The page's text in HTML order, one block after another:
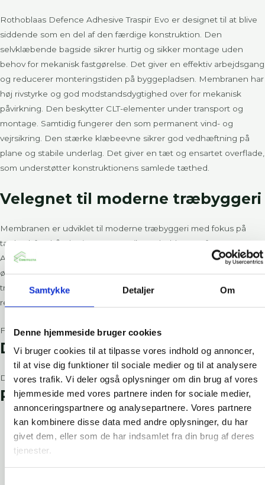
Samtykke Detaljer Om
Denne hjemmeside bruger cookies
Vi bruger cookies til at tilpasse vores indhold og annoncer,
til at vise dig funktioner til sociale medier og til at analysere
vores trafik. Vi deler også oplysninger om din brug af vores
hjemmeside med vores partnere inden for sociale medier,
annonceringspartnere og analysepartnere. Vores partnere
kan kombinere disse data med andre oplysninger, du har
givet dem, eller som de har indsamlet fra din brug af deres
tjenester.
Rothoblaas Defence Adhesive Traspir Evo er designet til at blive
siddende som en del af den færdige konstruktion. Den
selvklæbende bagside sikrer hurtig og sikker montage uden
behov for mekanisk fastgørelse. Det giver en effektiv arbejdsgang
og reducerer monteringstiden på byggepladsen. Membranen har
høj rivstyrke og god modstandsdygtighed over for mekanisk
påvirkning. Den beskytter CLT-elementer under transport og
montage. Samtidig fungerer den som permanent vind- og
vejrsikring. Den stærke klæbeevne sikrer god vedhæftning på
plane og stabile underlag. Det giver en tæt og ensartet overflade,
som understøtter konstruktionens samlede tæthed.
Velegnet til moderne træbyggeri
Membranen er udviklet til moderne træbyggeri med fokus på
tæthed, fugthåndtering og æstetik. Rothoblaas Defence
Adhesive Traspir Evo er et professionelt valg til entreprenører, der
ønsker en diffusionsåben, selvklæbende membran til CLT og
trækonstruktioner. En driftssikker løsning til både nybyggeri og
renovering.
Finde flere oplysninger om produktether
Downloads
Download datablad
Relaterede produkter​